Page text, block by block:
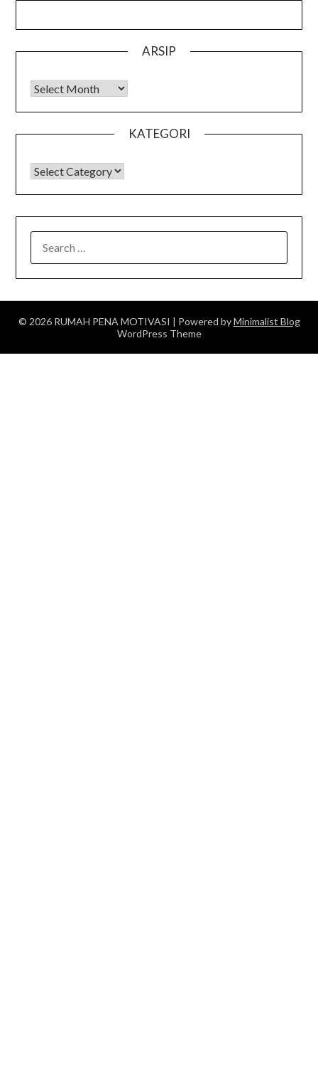
ARSIP
Arsip
KATEGORI
KATEGORI
FOR:
© 2026 RUMAH PENA MOTIVASI | Powered byMinimalist Blog
WordPress Theme